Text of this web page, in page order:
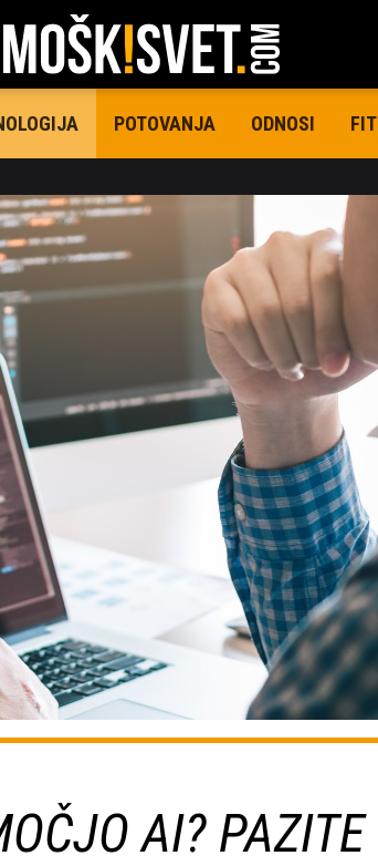
POTOVANJA ODNOSI FIT
AI? PAZITE